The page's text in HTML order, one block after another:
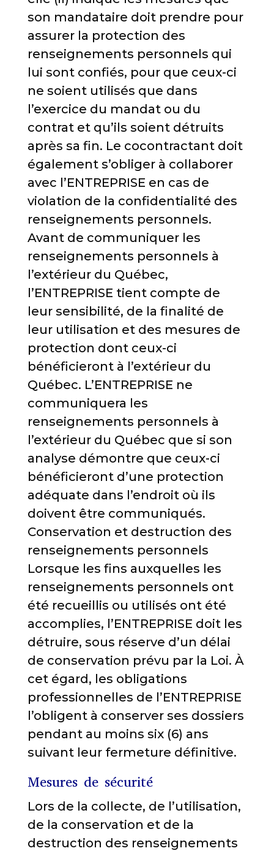
son mandataire doit prendre pour
assurer la protection des
renseignements personnels qui
lui sont confiés, pour que ceux-ci
ne soient utilisés que dans
l’exercice du mandat ou du
contrat et qu’ils soient détruits
après sa fin. Le cocontractant doit
également s’obliger à collaborer
avec l’ENTREPRISE en cas de
violation de la confidentialité des
renseignements personnels.
Avant de communiquer les
renseignements personnels à
l’extérieur du Québec,
l’ENTREPRISE tient compte de
leur sensibilité, de la finalité de
leur utilisation et des mesures de
protection dont ceux-ci
bénéficieront à l’extérieur du
Québec. L’ENTREPRISE ne
communiquera les
renseignements personnels à
l’extérieur du Québec que si son
analyse démontre que ceux-ci
bénéficieront d’une protection
adéquate dans l’endroit où ils
doivent être communiqués.
Conservation et destruction des
renseignements personnels
Lorsque les fins auxquelles les
renseignements personnels ont
été recueillis ou utilisés ont été
accomplies, l’ENTREPRISE doit les
détruire, sous réserve d’un délai
de conservation prévu par la Loi. À
cet égard, les obligations
professionnelles de l’ENTREPRISE
l’obligent à conserver ses dossiers
pendant au moins six (6) ans
suivant leur fermeture définitive.
Mesures de sécurité
Lors de la collecte, de l’utilisation,
de la conservation et de la
destruction des renseignements